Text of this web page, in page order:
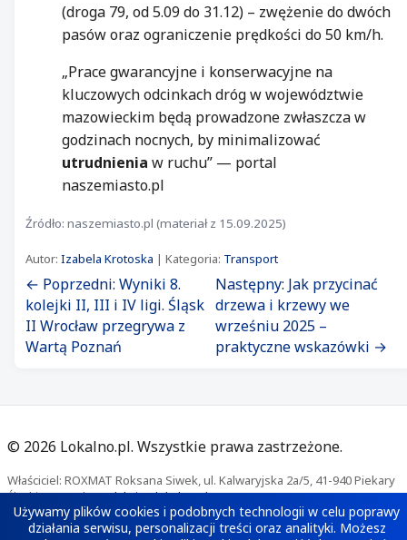
(droga 79, od 5.09 do 31.12) – zwężenie do dwóch
pasów oraz ograniczenie prędkości do 50 km/h.
„Prace gwarancyjne i konserwacyjne na
kluczowych odcinkach dróg w województwie
mazowieckim będą prowadzone zwłaszcza w
godzinach nocnych, by minimalizować
utrudnienia w ruchu” — portal
naszemiasto.pl
Źródło: naszemiasto.pl (materiał z 15.09.2025)
Autor: Izabela Krotoska | Kategoria: Transport
← Poprzedni: Wyniki 8.
kolejki II, III i IV ligi. Śląsk
II Wrocław przegrywa z
Wartą Poznań
Następny: Jak przycinać
drzewa i krzewy we
wrześniu 2025 –
praktyczne wskazówki →
© 2026 Lokalno.pl. Wszystkie prawa zastrzeżone.
Właściciel: ROXMAT Roksana Siwek, ul. Kalwaryjska 2a/5, 41-940 Piekary
Śląskie. Kontakt:redakcja@lokalno.pl
Polityka prywatności·Polityka cookies
Używamy plików cookies i podobnych technologii w celu poprawy
działania serwisu, personalizacji treści oraz analityki. Możesz